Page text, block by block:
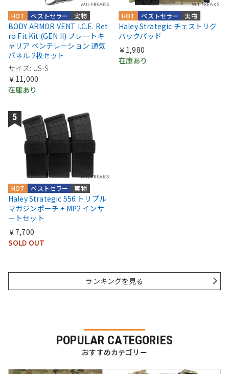
実物
ベストセラー
HOT
BODY ARMOR VENT I.C.E. Ret
ro Fit Kit (GEN II) プレートキ
ャリア ベンチレーション 通気
パネル 2枚セット
サイズ: US-S
￥11,000
在庫あり
実物
ベストセラー
HOT
Haley Strategic チェストリグ
バックパッド
￥1,980
在庫あり
実物
ベストセラー
HOT
Haley Strategic 556 トリプル
マガジンポーチ + MP2 インサ
ートセット
￥7,700
SOLD OUT
ランキングを見る
POPULAR CATEGORIES
おすすめカテゴリー